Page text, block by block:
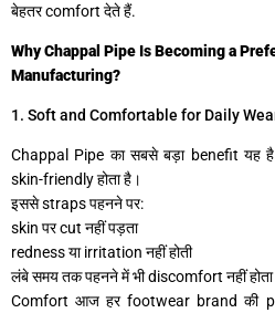
बेहतर comfort देते हैं.
Why Chappal Pipe Is Becoming a
Manufacturing?
1. Soft and Comfortable for Daily
Chappal Pipe का सबसे बड़ा benefit यह
skin-friendly होता है।
इससे straps पहनने पर:
skin पर cut नहीं पड़ता
redness या irritation नहीं होती
लंबे समय तक पहनने में भी discomfort नहीं होता
Comfort आज हर footwear brand की